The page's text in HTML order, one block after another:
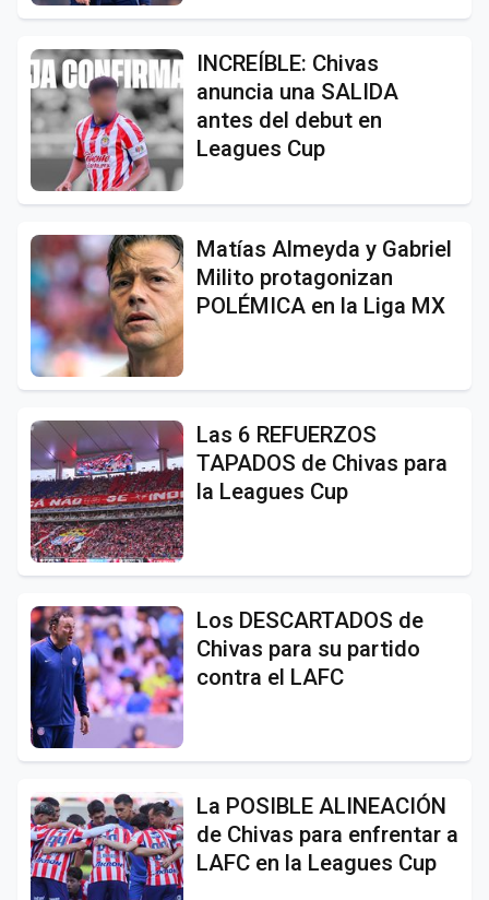
INCREÍBLE: Chivas
anuncia una SALIDA
antes del debut en
Leagues Cup
Matías Almeyda y Gabriel
Milito protagonizan
POLÉMICA en la Liga MX
Las 6 REFUERZOS
TAPADOS de Chivas para
la Leagues Cup
Los DESCARTADOS de
Chivas para su partido
contra el LAFC
La POSIBLE ALINEACIÓN
de Chivas para enfrentar a
LAFC en la Leagues Cup